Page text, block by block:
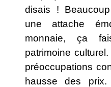
disais !
une attache
monnaie, ça
patrimoine
préoccupations
hausse des